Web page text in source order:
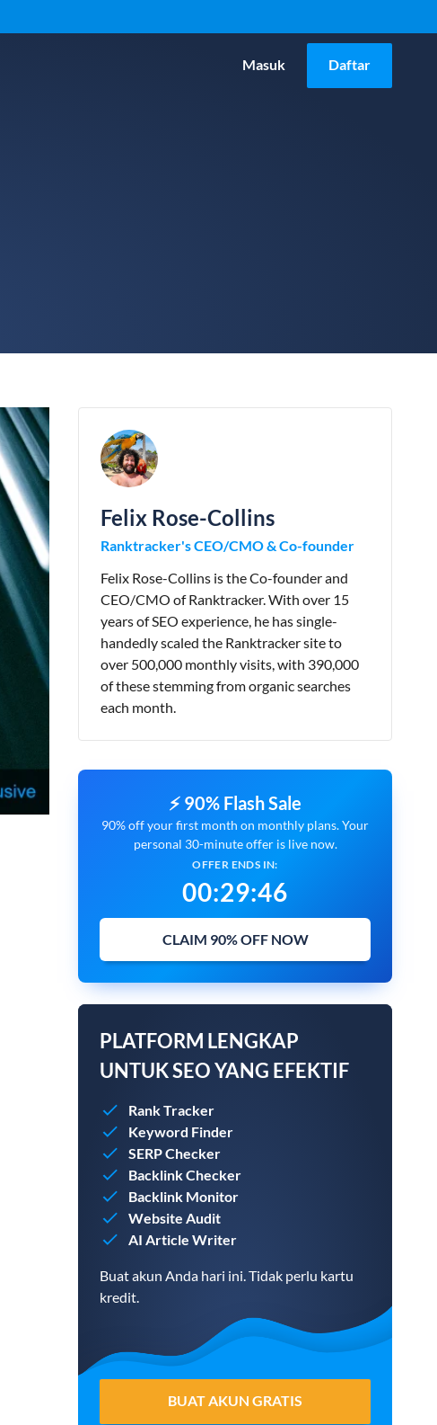
Masuk Daftar
Felix Rose-Collins
Ranktracker's CEO/CMO & Co-founder
Felix Rose-Collins is the Co-founder and
CEO/CMO of Ranktracker. With over 15
years of SEO experience, he has single-
handedly scaled the Ranktracker site to
over 500,000 monthly visits, with 390,000
of these stemming from organic searches
each month.
⚡ 90% Flash Sale
90% off your first month on monthly plans. Your
personal 30-minute offer is live now.
OFFER ENDS IN:
00:29:45
CLAIM 90% OFF NOW
PLATFORM LENGKAP
UNTUK SEO YANG EFEKTIF
Rank Tracker
Keyword Finder
SERP Checker
Backlink Checker
Backlink Monitor
Website Audit
AI Article Writer
Buat akun Anda hari ini. Tidak perlu kartu
kredit.
BUAT AKUN GRATIS